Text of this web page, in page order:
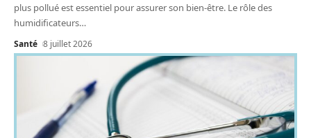
plus pollué est essentiel pour assurer son bien-être. Le rôle des
humidificateurs…
Santé 8 juillet 2026